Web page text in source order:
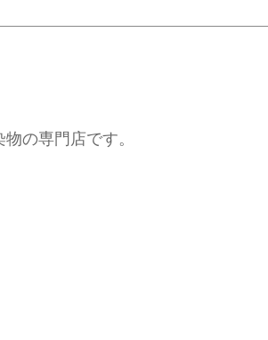
の専門店です。